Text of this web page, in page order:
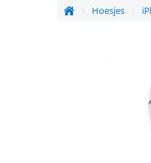
Hoesjes